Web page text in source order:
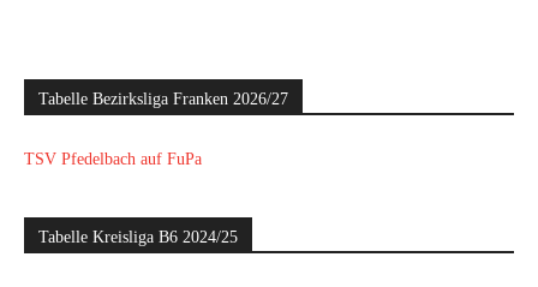
Tabelle Bezirksliga Franken 2026/27
TSV Pfedelbach auf FuPa
Tabelle Kreisliga B6 2024/25